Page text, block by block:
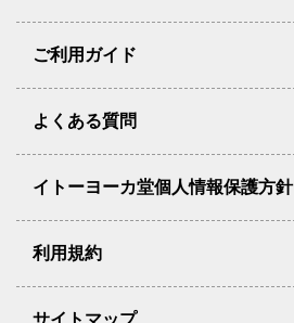
ご利用ガイド
よくある質問
イトーヨーカ堂個人情報保護方針
利用規約